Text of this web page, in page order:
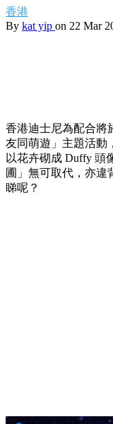
香港
By kat yip on 22 Mar
香港迪士尼為配合將
友同萌遊」主題活動
以花卉砌成 Duffy 頭
圃」無可取代，亦違
睇呢？